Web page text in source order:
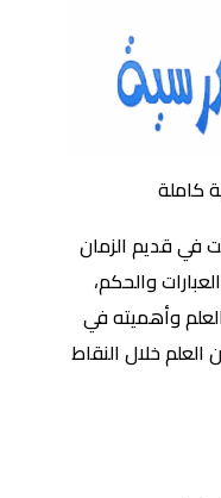
كاملة
في قديم الزمان
والحكم،
وأهميته في
خلال النقاط